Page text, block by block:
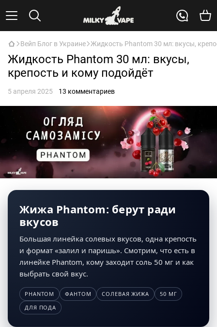
Вейп Блог в Украине Жидкость Phantom 30 мл: вкусы,
Жидкость Phantom 30 мл: вкусы,
крепость и кому подойдёт
5 апреля 2025 13 комментариев
Жижа Phantom: берут ради
вкусов
Большая линейка солевых вкусов, одна крепость
и формат «залил и паришь». Смотрим, что есть в
линейке Phantom, кому заходит соль 50 мг и как
выбрать свой вкус.
PHANTOM ФАНТОМ СОЛЕВАЯ ЖИЖА
50 МГ
ДЛЯ ПОДА